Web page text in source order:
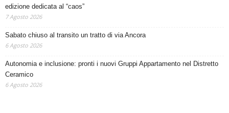
edizione dedicata al “caos”
7 Agosto 2026
Sabato chiuso al transito un tratto di via Ancora
6 Agosto 2026
Autonomia e inclusione: pronti i nuovi Gruppi Appartamento nel Distretto
Ceramico
6 Agosto 2026